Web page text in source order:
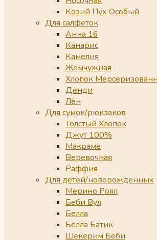
Козий Пух Особый
Для салфеток
Анна 16
Канарис
Камелия
Жемчужная
Хлопок
Денди
Лён
Для сумок/рюкзаков
Толстый Хлопок
Джут 100%
Макраме
Веревочная
Раффия
Для детей/новорожденных
Мерино Роял
Беби Вул
Белла
Белла Батик
Шекерим Беби